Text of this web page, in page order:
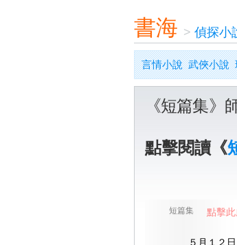
書海 > 偵探小
言情小說 武俠小說
《短篇集》
點擊閱讀《
短篇集
芳莉
點擊